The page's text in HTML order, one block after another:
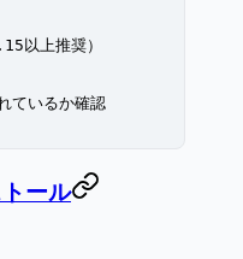
以上推奨）
ているか確認
ール